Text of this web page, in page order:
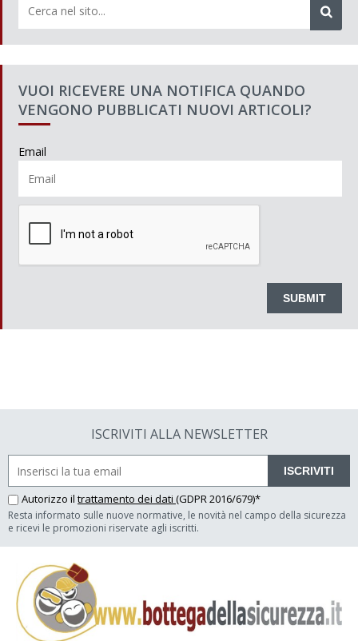
VUOI RICEVERE UNA NOTIFICA QUANDO
VENGONO PUBBLICATI NUOVI ARTICOLI?
Email
ISCRIVITI ALLA NEWSLETTER
ISCRIVITI
Autorizzo il trattamento dei dati (GDPR 2016/679)*
Resta informato sulle nuove normative, le novità nel campo della sicurezza
e ricevi le promozioni riservate agli iscritti.